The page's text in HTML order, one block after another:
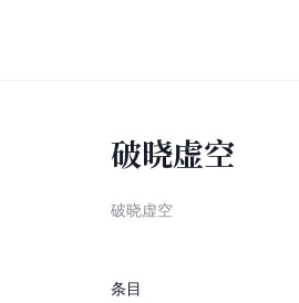
破晓虚空
破晓虚空
条目